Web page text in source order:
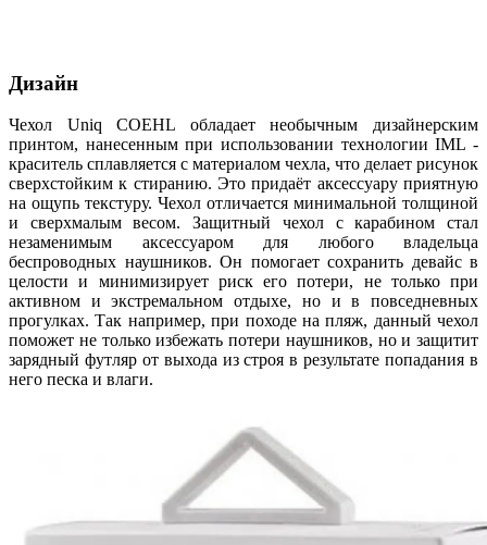
Дизайн
Чехол Uniq COEHL обладает необычным дизайнерским
принтом, нанесенным при использовании технологии IML -
краситель сплавляется с материалом чехла, что делает рисунок
сверхстойким к стиранию. Это придаёт аксессуару приятную
на ощупь текстуру. Чехол отличается минимальной толщиной
и сверхмалым весом. Защитный чехол с карабином стал
незаменимым аксессуаром для любого владельца
беспроводных наушников. Он помогает сохранить девайс в
целости и минимизирует риск его потери, не только при
активном и экстремальном отдыхе, но и в повседневных
прогулках. Так например, при походе на пляж, данный чехол
поможет не только избежать потери наушников, но и защитит
зарядный футляр от выхода из строя в результате попадания в
него песка и влаги.